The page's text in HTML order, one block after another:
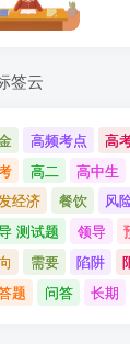
签云
高频考点 高
高二 高中生
经济
餐饮 风
测试题
领导
需要 陷阱
题
问答 长期